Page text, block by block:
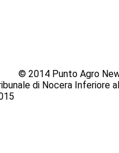
© 2014 Punto Agro
di Nocera Inferiore